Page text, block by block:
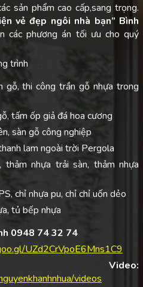
sản phẩm cao cấp,sang trọng.
vẻ đẹp ngôi nhà bạn” Bình
các phương án tối ưu cho quý
trình
gỗ, thi công trần gỗ nhựa trong
tấm ốp giả đá hoa cương
sàn gỗ công nghiệp
lam ngoài trời Pergola
nhựa trải sàn, thảm nhựa
chỉ nhựa pu, chỉ chỉ uốn dẻo
tủ bếp nhựa
0948 74 32 74
UZd2CrVpoE6Mns1C9
Video:
videos